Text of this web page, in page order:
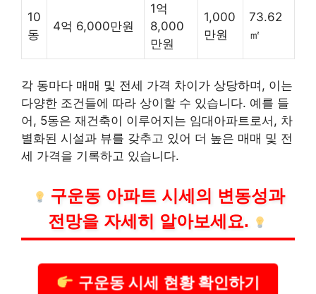
10
동
4억 6,000만원
1억
8,000
만원
1,000
만원
73.62
㎡
각 동마다 매매 및 전세 가격 차이가 상당하며, 이는
다양한 조건들에 따라 상이할 수 있습니다. 예를 들
어, 5동은 재건축이 이루어지는 임대아파트로서, 차
별화된 시설과 뷰를 갖추고 있어 더 높은 매매 및 전
세 가격을 기록하고 있습니다.
구운동 아파트 시세의 변동성과
전망을 자세히 알아보세요.
구운동 시세 현황 확인하기